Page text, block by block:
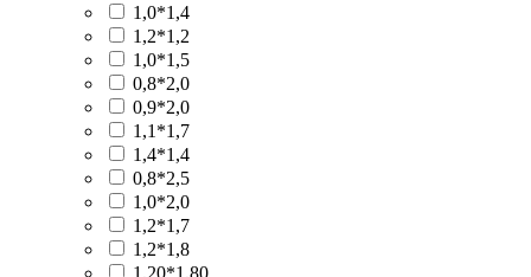
1,0*1,4
1,2*1,2
1,0*1,5
0,8*2,0
0,9*2,0
1,1*1,7
1,4*1,4
0,8*2,5
1,0*2,0
1,2*1,7
1,2*1,8
1,20*1,80